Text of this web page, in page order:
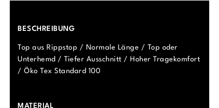
BESCHREIBUNG
Top aus Rippstop / Normale Länge / Top oder
Unterhemd / Tiefer Ausschnitt / Hoher Tragekomfort
/ Öko Tex Standard 100
MATERIAL